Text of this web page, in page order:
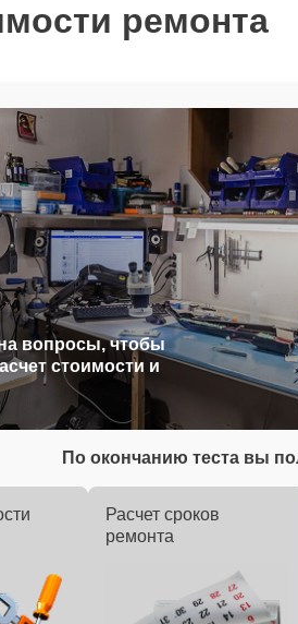
ремонта
вопросы, чтобы
стоимости и
По окончанию теста вы
Расчет сроков
ремонта